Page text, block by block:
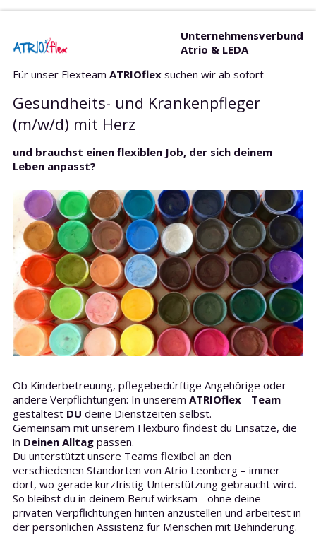
Unternehmensverbund
Atrio & LEDA
Für unser Flexteam ATRIOflexsuchen wir ab sofort
Gesundheits- und Krankenpfleger
(m/w/d) mit Herz
und brauchst einen flexiblen Job, der sich deinem
Leben anpasst?
Ob Kinderbetreuung, pflegebedürftige Angehörige oder
andere Verpflichtungen: In unserem ATRIOflex- Team
gestaltest DU deine Dienstzeiten selbst.
Gemeinsam mit unserem Flexbüro findest du Einsätze, die
in Deinen Alltagpassen.
Du unterstützt unsere Teams flexibel an den
verschiedenen Standorten von Atrio Leonberg – immer
dort, wo gerade kurzfristig Unterstützung gebraucht wird.
So bleibst du in deinem Beruf wirksam - ohne deine
privaten Verpflichtungen hinten anzustellen und arbeitest in
der persönlichen Assistenz für Menschen mit Behinderung.